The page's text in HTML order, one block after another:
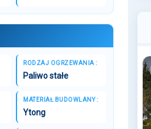
RODZAJ OGRZEWANIA :
Paliwo stałe
MATERIAŁ BUDOWLANY :
Ytong